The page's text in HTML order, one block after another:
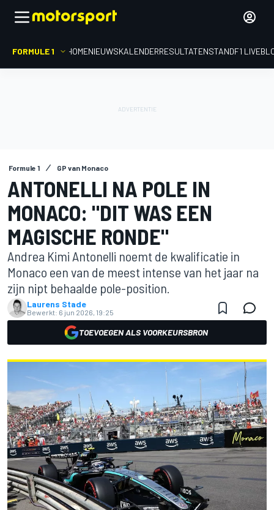
FORMULE 1 HOMENIEUWSKALENDERRESULTATENSTANDF1
Formule 1 GP van Monaco
ANTONELLI NA POLE IN
MONACO: "DIT WAS EEN
MAGISCHE RONDE"
Andrea Kimi Antonelli noemt de kwalificatie in
Monaco een van de meest intense van het jaar na
zijn nipt behaalde pole-position.
Laurens Stade
Bewerkt: 6 jun 2026, 19:25
TOEVOEGEN ALS VOORKEURSBRON